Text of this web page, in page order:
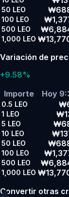
50 LEO
100 LEO
500 LEO
1,000 LEO
Variación de
+9.58%
Importe
Hoy
0.5 LEO
1 LEO
5 LEO
10 LEO
50 LEO
100 LEO
500 LEO
1,000 LEO
Convertir otras